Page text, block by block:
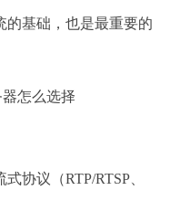
的基础，也是最重要的
协议（RTP/RTSP、